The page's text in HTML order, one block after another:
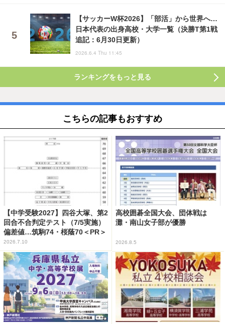
【サッカーW杯2026】「部活」から世界へ…
日本代表の出身高校・大学一覧（決勝T第1戦
追記：6月30日更新）
2026.6.4 Thu 11:45
ランキングをもっと見る
こちらの記事もおすすめ
【中学受験2027】四谷大塚、第2
回合不合判定テスト（7/5実施）
偏差値…筑駒74・桜蔭70＜PR＞
2026.7.10
高校囲碁全国大会、団体戦は
灘・南山女子部が優勝
2026.8.5